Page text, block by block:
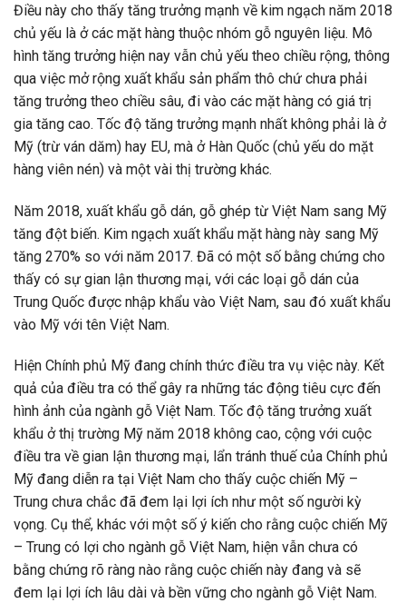
Điều này cho thấy tăng trưởng mạnh về kim ngạch năm 2018
chủ yếu là ở các mặt hàng thuộc nhóm gỗ nguyên liệu. Mô
hình tăng trưởng hiện nay vẫn chủ yếu theo chiều rộng, thông
qua việc mở rộng xuất khẩu sản phẩm thô chứ chưa phải
tăng trưởng theo chiều sâu, đi vào các mặt hàng có giá trị
gia tăng cao. Tốc độ tăng trưởng mạnh nhất không phải là ở
Mỹ (trừ ván dăm) hay EU, mà ở Hàn Quốc (chủ yếu do mặt
hàng viên nén) và một vài thị trường khác.
Năm 2018, xuất khẩu gỗ dán, gỗ ghép từ Việt Nam sang Mỹ
tăng đột biến. Kim ngạch xuất khẩu mặt hàng này sang Mỹ
tăng 270% so với năm 2017. Đã có một số bằng chứng cho
thấy có sự gian lận thương mại, với các loại gỗ dán của
Trung Quốc được nhập khẩu vào Việt Nam, sau đó xuất khẩu
vào Mỹ với tên Việt Nam.
Hiện Chính phủ Mỹ đang chính thức điều tra vụ việc này. Kết
quả của điều tra có thể gây ra những tác động tiêu cực đến
hình ảnh của ngành gỗ Việt Nam. Tốc độ tăng trưởng xuất
khẩu ở thị trường Mỹ năm 2018 không cao, cộng với cuộc
điều tra về gian lận thương mại, lẩn tránh thuế của Chính phủ
Mỹ đang diễn ra tại Việt Nam cho thấy cuộc chiến Mỹ –
Trung chưa chắc đã đem lại lợi ích như một số người kỳ
vọng. Cụ thể, khác với một số ý kiến cho rằng cuộc chiến Mỹ
– Trung có lợi cho ngành gỗ Việt Nam, hiện vẫn chưa có
bằng chứng rõ ràng nào rằng cuộc chiến này đang và sẽ
đem lại lợi ích lâu dài và bền vững cho ngành gỗ Việt Nam.